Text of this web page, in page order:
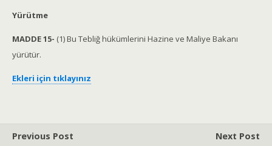
Yürütme
MADDE 15- (1) Bu Tebliğ hükümlerini Hazine ve Maliye Bakanı
yürütür.
Ekleri için tıklayınız
Previous Post
Next Post